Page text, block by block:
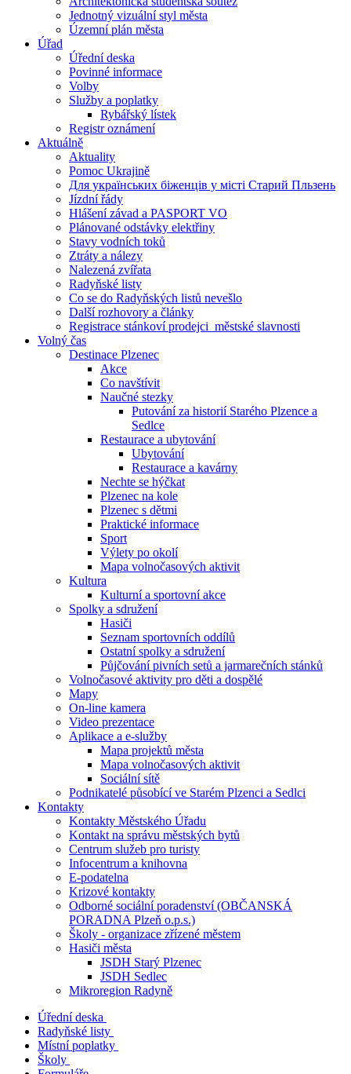
Jednotný vizuální styl města
Územní plán města
Úřad
Úřední deska
Povinné informace
Volby
Služby a poplatky
Rybářský lístek
Registr oznámení
Aktuálně
Aktuality
Pomoc Ukrajině
Для українських біженців у місті Старий Пльзень
Jízdní řády
Hlášení závad a PASPORT VO
Plánované odstávky elektřiny
Stavy vodních toků
Ztráty a nálezy
Nalezená zvířata
Radyňské listy
Co se do Radyňských listů nevešlo
Další rozhovory a články
Registrace stánkoví prodejci_městské slavnosti
Volný čas
Destinace Plzenec
Akce
Co navštívit
Naučné stezky
Putování za historií Starého Plzence a
Sedlce
Restaurace a ubytování
Ubytování
Restaurace a kavárny
Nechte se hýčkat
Plzenec na kole
Plzenec s dětmi
Praktické informace
Sport
Výlety po okolí
Mapa volnočasových aktivit
Kultura
Kulturní a sportovní akce
Spolky a sdružení
Hasiči
Seznam sportovních oddílů
Ostatní spolky a sdružení
Půjčování pivních setů a jarmarečních stánků
Volnočasové aktivity pro děti a dospělé
Mapy
On-line kamera
Video prezentace
Aplikace a e-služby
Mapa projektů města
Mapa volnočasových aktivit
Sociální sítě
Podnikatelé působící ve Starém Plzenci a Sedlci
Kontakty
Kontakty Městského Úřadu
Kontakt na správu městských bytů
Centrum služeb pro turisty
Infocentrum a knihovna
E-podatelna
Krizové kontakty
Odborné sociální poradenství (OBČANSKÁ
PORADNA Plzeň o.p.s.)
Školy - organizace zřízené městem
Hasiči města
JSDH Starý Plzenec
JSDH Sedlec
Mikroregion Radyně
Úřední deska
Radyňské listy
Místní poplatky
Školy